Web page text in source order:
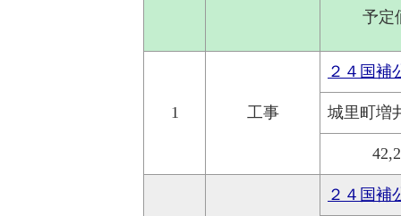
予定
1 工事
２４国補
城里町増
２４国補